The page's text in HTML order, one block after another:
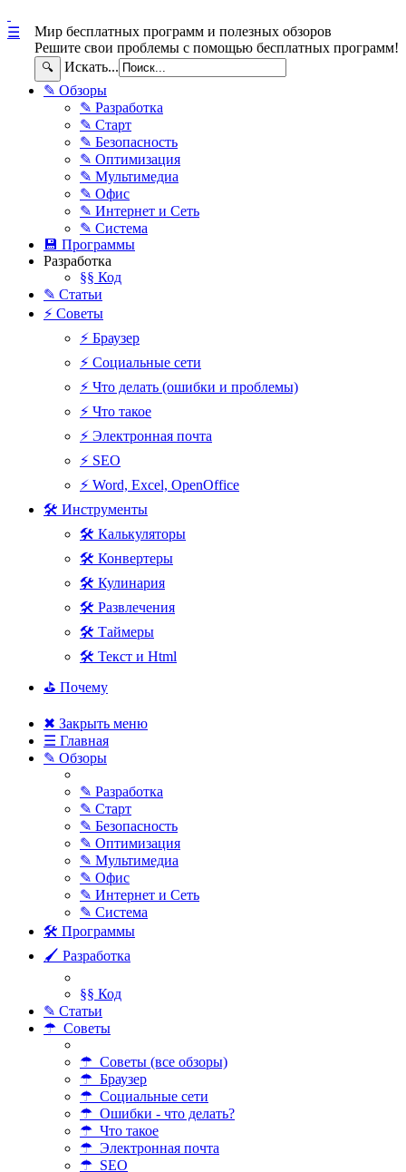
Мир бесплатных программ и полезных обзоров
Решите свои проблемы с помощью бесплатных программ!
🔍 Искать...
☰
✎ Обзоры
✎ Разработка
✎ Старт
✎ Безопасность
✎ Оптимизация
✎ Мультимедиа
✎ Офис
✎ Интернет и Сеть
✎ Система
💾 Программы
Разработка
§§ Код
✎ Статьи
⚡ Советы
⚡ Браузер
⚡ Социальные сети
⚡ Что делать (ошибки и проблемы)
⚡ Что такое
⚡ Электронная почта
⚡ SEO
⚡ Word, Excel, OpenOffice
🛠 Инструменты
🛠 Калькуляторы
🛠 Конвертеры
🛠 Кулинария
🛠 Развлечения
🛠 Таймеры
🛠 Текст и Html
⛳ Почему
✖ Закрыть меню
☰ Главная
✎ Обзоры
✎ Разработка
✎ Старт
✎ Безопасность
✎ Оптимизация
✎ Мультимедиа
✎ Офис
✎ Интернет и Сеть
✎ Система
🛠 Программы
🖌 Разработка
§§ Код
✎ Статьи
☂ Советы
☂ Советы (все обзоры)
☂ Браузер
☂ Социальные сети
☂ Ошибки - что делать?
☂ Что такое
☂ Электронная почта
☂ SEO